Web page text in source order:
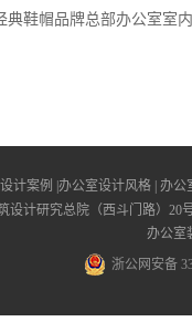
典鞋帽品牌总部办公室室
计案例 办公室设计风格|
办公
计研究总院（西斗门路）20号
办公室
浙公网安备